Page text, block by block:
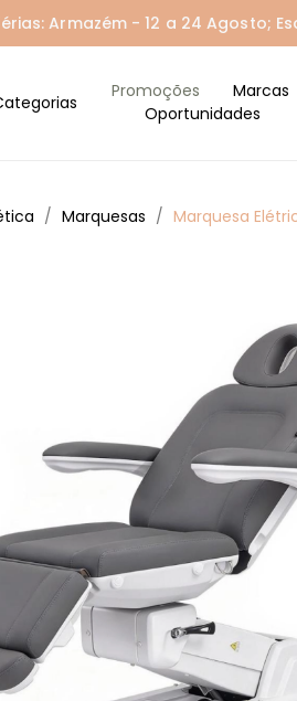
Armazém - 12 a 24 Agosto;
Promoções Marcas
Oportunidades
Marquesas Marquesa